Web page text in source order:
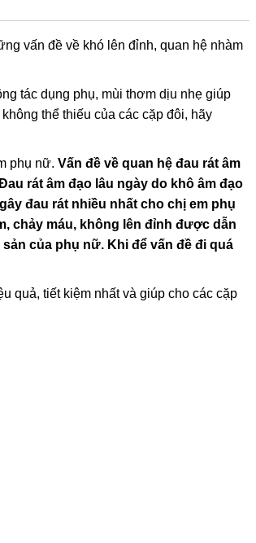
vấn đề về khó lên đỉnh, quan hệ nhàm
tác dụng phụ, mùi thơm dịu nhẹ giúp
thể thiếu của các cặp đôi, hãy
phụ nữ. Vấn đề về quan hệ đau rát âm
rát âm đạo lâu ngày do khô âm đạo
đau rát nhiều nhất cho chị em phụ
chảy máu, không lên đỉnh được dẫn
của phụ nữ. Khi để vấn đề đi quá
quả, tiết kiệm nhất và giúp cho các cặp